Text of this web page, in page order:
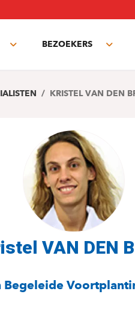
Toggle
BEZOEKERS
KRISTEL VAN DEN
VAN DEN
Begeleide